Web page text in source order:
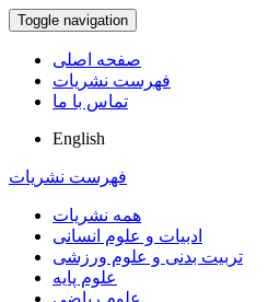
Toggle navigation
صفحه اصلی
فهرست نشریات
تماس با ما
English
فهرست نشریات
همه نشریات
ادبیات و علوم انسانی
تربیت بدنی و علوم ورزشی
علوم پایه
علوم ریاضی